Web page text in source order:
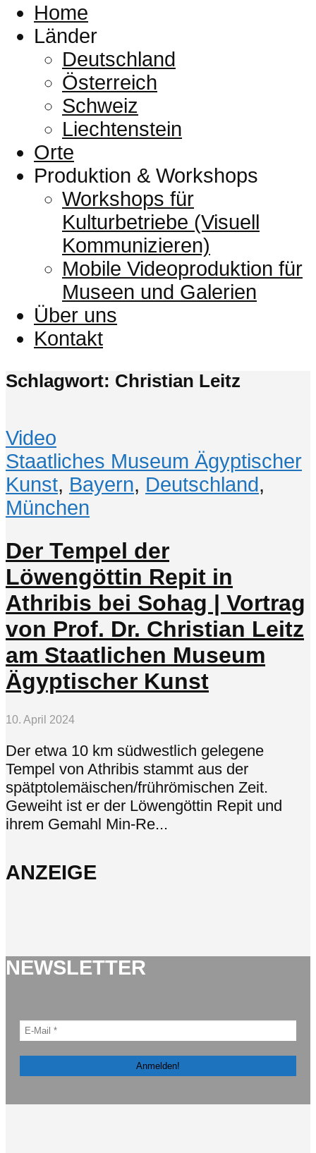
Home
Länder
Deutschland
Österreich
Schweiz
Liechtenstein
Orte
Produktion & Workshops
Workshops für
Kulturbetriebe (Visuell
Kommunizieren)
Mobile Videoproduktion für
Museen und Galerien
Über uns
Kontakt
Schlagwort: Christian Leitz
Video
Staatliches Museum Ägyptischer
Kunst, Bayern, Deutschland,
München
Der Tempel der
Löwengöttin Repit in
Athribis bei Sohag | Vortrag
von Prof. Dr. Christian Leitz
am Staatlichen Museum
Ägyptischer Kunst
10. April 2024
Der etwa 10 km südwestlich gelegene
Tempel von Athribis stammt aus der
spätptolemäischen/frührömischen Zeit.
Geweiht ist er der Löwengöttin Repit und
ihrem Gemahl Min-Re...
ANZEIGE
NEWSLETTER